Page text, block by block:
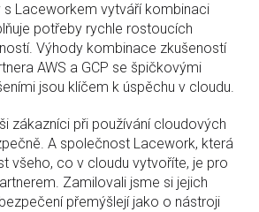
s Laceworkem vytváří kombinaci
potřeby rychle rostoucích
Výhody kombinace zkušeností
AWS a GCP se špičkovými
jsou klíčem k úspěchu v cloudu.
zákazníci při používání cloudových
A společnost Lacework, která
všeho, co v cloudu vytvoříte, je pro
Zamilovali jsme si jejich
přemýšlejí jako o nástroji